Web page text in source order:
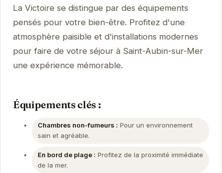
La Victoire se distingue par des équipements
pensés pour votre bien-être. Profitez d'une
atmosphère paisible et d'installations modernes
pour faire de votre séjour à Saint-Aubin-sur-Mer
une expérience mémorable.
Équipements clés :
Chambres non-fumeurs : Pour un environnement
sain et agréable.
En bord de plage : Profitez de la proximité immédiate
de la mer.